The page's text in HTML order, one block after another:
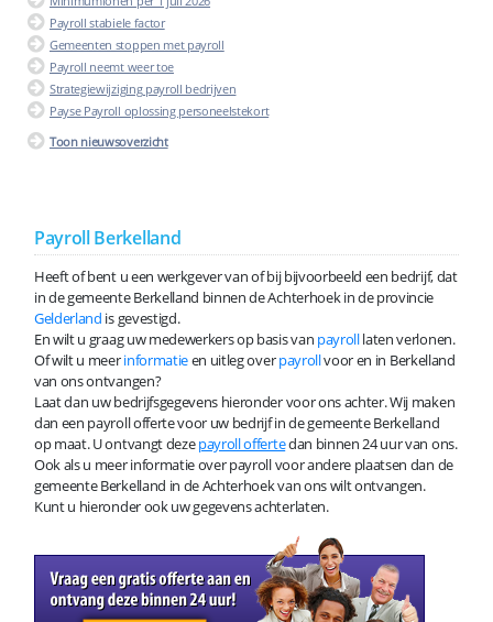
Payroll stabiele factor
Gemeenten stoppen met payroll
Payroll neemt weer toe
Strategiewijziging payroll bedrijven
Payse Payroll oplossing personeelstekort
Toon nieuwsoverzicht
Payroll Berkelland
Heeft of bent u een werkgever van of bij bijvoorbeeld een bedrijf, dat
in de gemeente Berkelland binnen de Achterhoek in de provincie
Gelderland is gevestigd.
En wilt u graag uw medewerkers op basis van payrolllaten verlonen.
Of wilt u meerinformatieen uitleg overpayrollvoor en in Berkelland
van ons ontvangen?
Laat dan uw bedrijfsgegevens hieronder voor ons achter. Wij maken
dan een payroll offerte voor uw bedrijf in de gemeente Berkelland
op maat. U ontvangt dezepayroll offertedan binnen 24 uur van ons.
Ook als u meer informatie over payroll voor andere plaatsen dan de
gemeente Berkelland in de Achterhoek van ons wilt ontvangen.
Kunt u hieronder ook uw gegevens achterlaten.